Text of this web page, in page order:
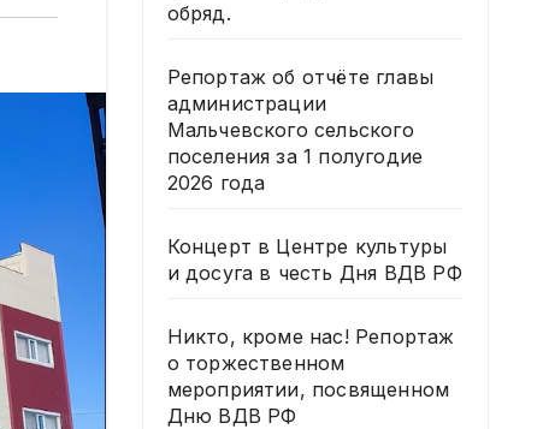
обряд.
Репортаж об отчёте главы
администрации
Мальчевского сельского
поселения за 1 полугодие
2026 года
Концерт в Центре культуры
и досуга в честь Дня ВДВ РФ
Никто, кроме нас! Репортаж
о торжественном
мероприятии, посвященном
Дню ВДВ РФ